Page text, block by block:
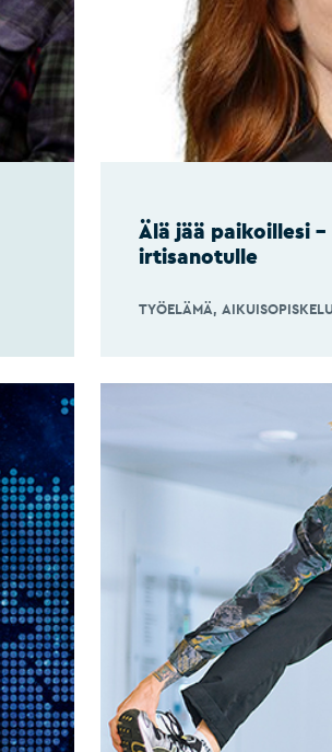
Älä jää paikoillesi
irtisanotulle
TYÖELÄMÄ